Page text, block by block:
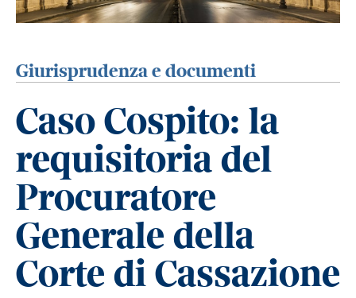
Giurisprudenza e documenti
Caso Cospito: la
requisitoria del
Procuratore
Generale della
Corte di Cassazione